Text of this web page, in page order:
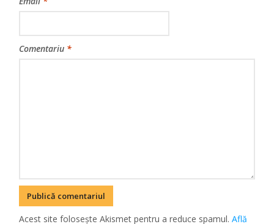
Comentariu *
Acest site folosește Akismet pentru a reduce spamul.Află